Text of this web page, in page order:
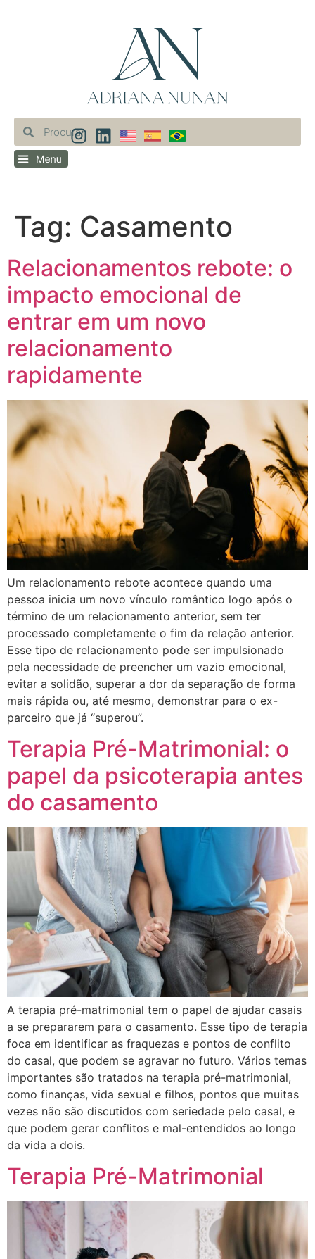
Tag: Casamento
Relacionamentos rebote: o
impacto emocional de
entrar em um novo
relacionamento
rapidamente
Um relacionamento rebote acontece quando uma
pessoa inicia um novo vínculo romântico logo após o
término de um relacionamento anterior, sem ter
processado completamente o fim da relação anterior.
Esse tipo de relacionamento pode ser impulsionado
pela necessidade de preencher um vazio emocional,
evitar a solidão, superar a dor da separação de forma
mais rápida ou, até mesmo, demonstrar para o ex-
parceiro que já “superou”.
Terapia Pré-Matrimonial: o
papel da psicoterapia antes
do casamento
A terapia pré-matrimonial tem o papel de ajudar casais
a se prepararem para o casamento. Esse tipo de terapia
foca em identificar as fraquezas e pontos de conflito
do casal, que podem se agravar no futuro. Vários temas
importantes são tratados na terapia pré-matrimonial,
como finanças, vida sexual e filhos, pontos que muitas
vezes não são discutidos com seriedade pelo casal, e
que podem gerar conflitos e mal-entendidos ao longo
da vida a dois.
Terapia Pré-Matrimonial